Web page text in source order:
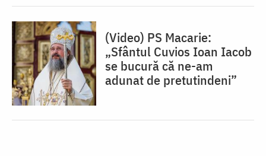
(Video) PS Macarie:
„Sfântul Cuvios Ioan Iacob
se bucură că ne-am
adunat de pretutindeni”